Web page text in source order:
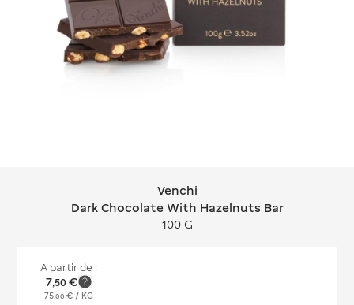
Venchi Dark Chocolate With
Venchi
Dark Chocolate With Hazelnuts Bar
100 G
A partir de :
7,50 €
75,00 € / KG